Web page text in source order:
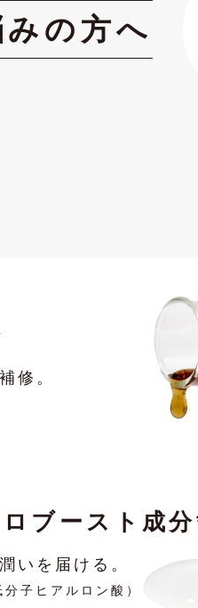
の方へ
修。
ブースト成
いを届ける。
子ヒアルロン酸）